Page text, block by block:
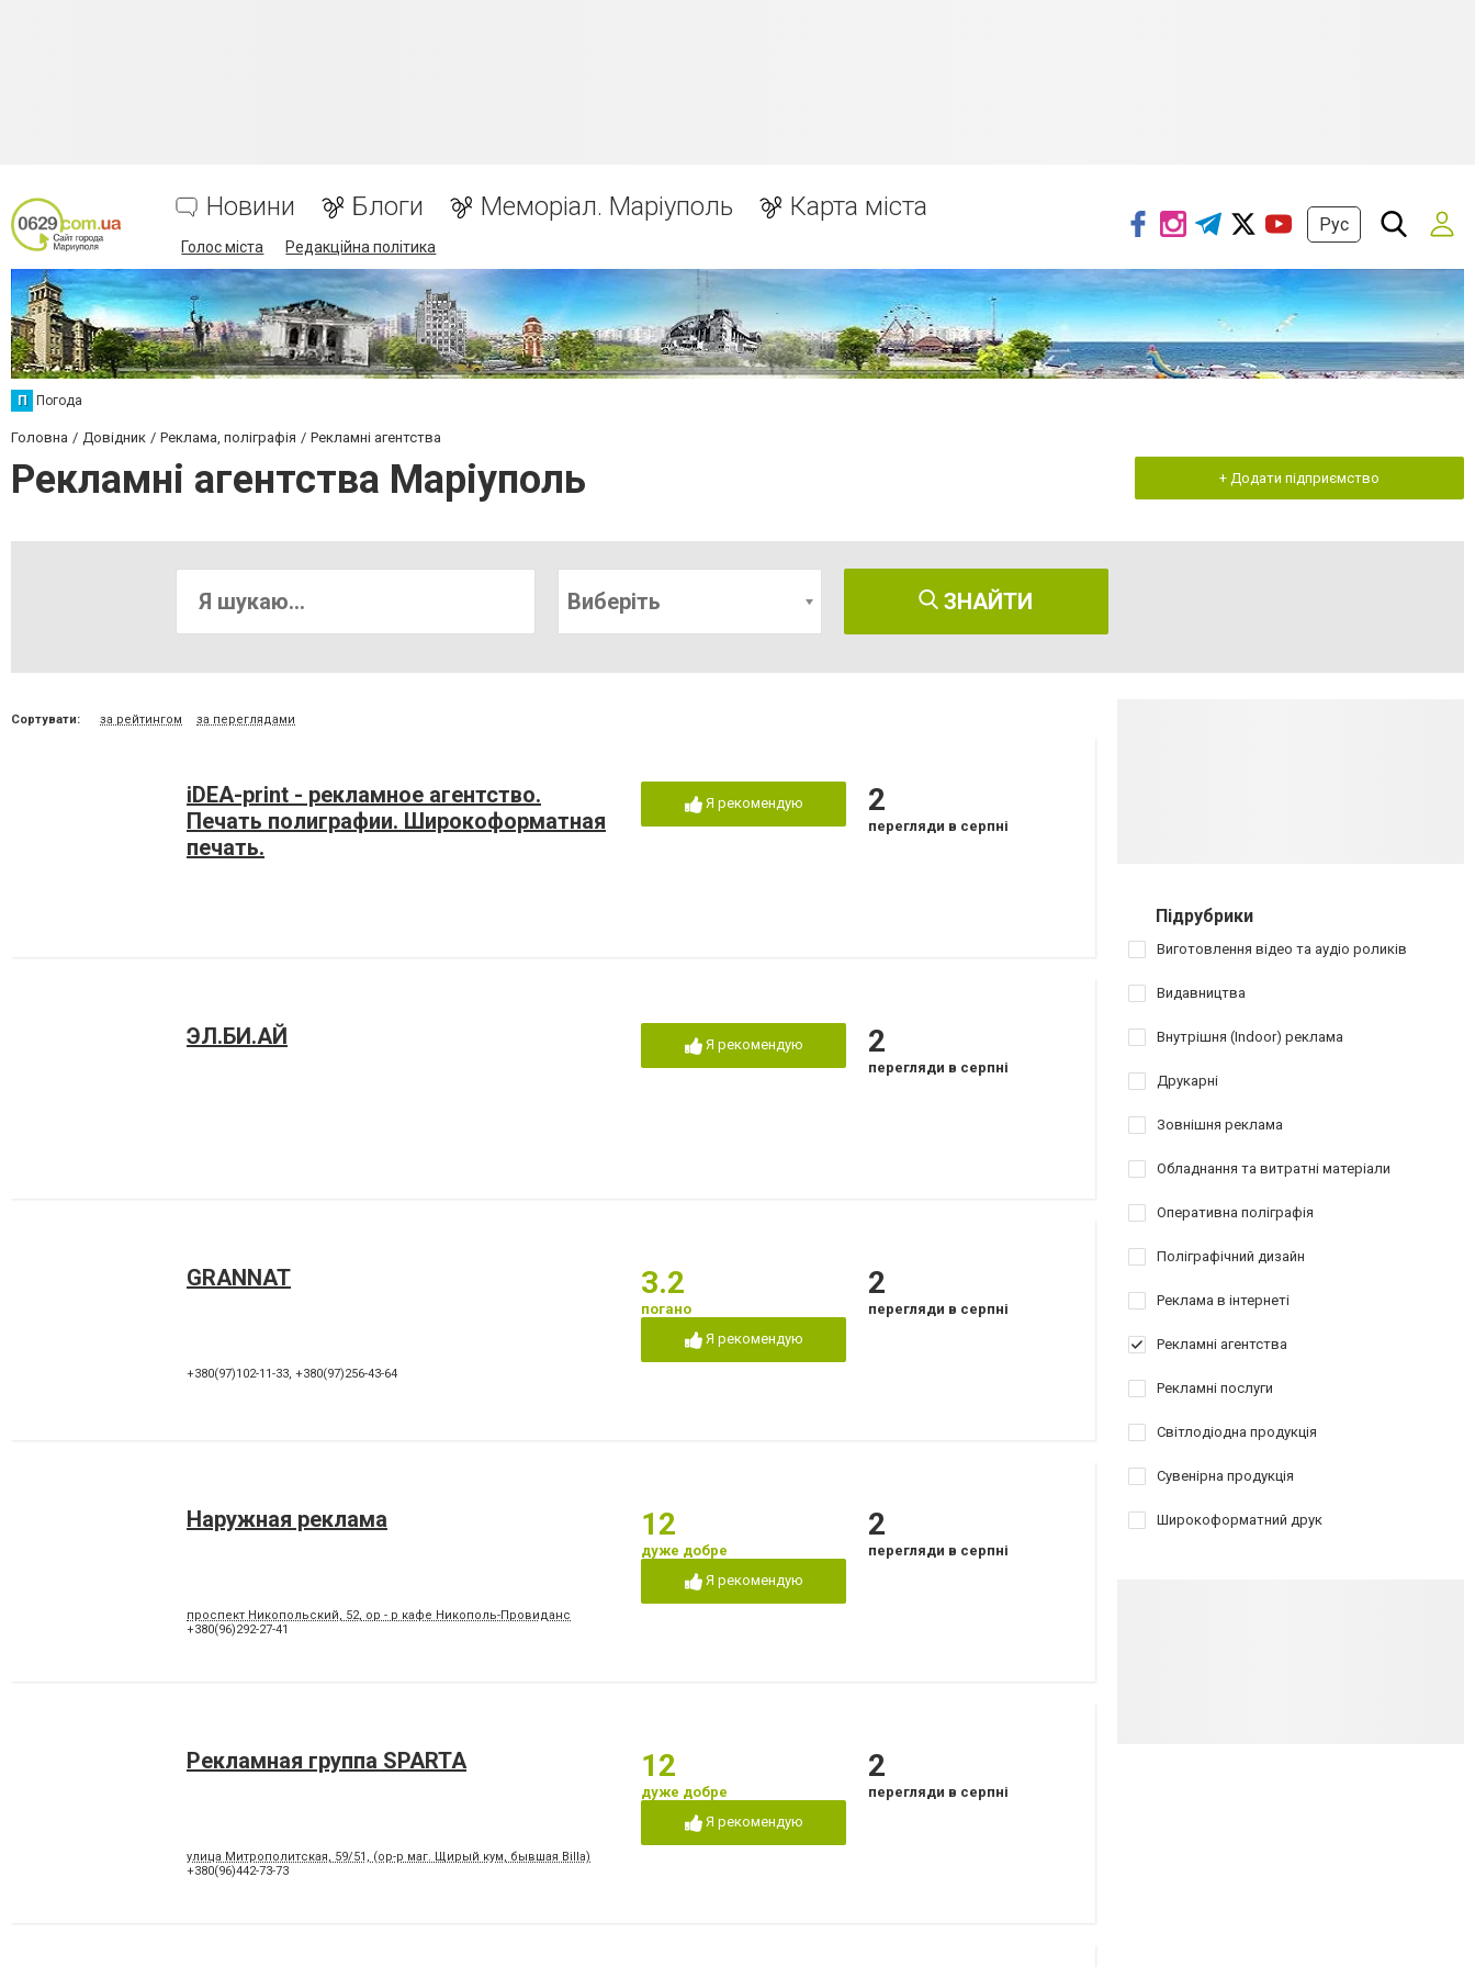
Новини Блоги Меморіал. Маріуполь Карта міста
Голос міста Редакційна політика
Рус
П Погода
Головна Довідник Реклама, поліграфія Рекламні агентства
Рекламні агентства Маріуполь + Додати підприємство
Виберіть ЗНАЙТИ
Сортувати: за рейтингом за переглядами
iDEA-print - рекламное агентство.
Печать полиграфии. Широкоформатная
печать.
Я рекомендую 2
перегляди в серпні
ЭЛ.БИ.АЙ Я рекомендую 2
перегляди в серпні
GRANNAT
+380(97)102-11-33, +380(97)256-43-64
3.2
погано
Я рекомендую
2
перегляди в серпні
Наружная реклама
проспект Никопольский, 52, ор - р кафе Никополь-Провиданс
+380(96)292-27-41
12
дуже добре
Я рекомендую
2
перегляди в серпні
Рекламная группа SPARTA
улица Митрополитская, 59/51, (ор-р маг. Щирый кум, бывшая Billa)
+380(96)442-73-73
12
дуже добре
Я рекомендую
2
перегляди в серпні
Підрубрики
Виготовлення відео та аудіо роликів
Видавництва
Внутрішня (Indoor) реклама
Друкарні
Зовнішня реклама
Обладнання та витратні матеріали
Оперативна поліграфія
Поліграфічний дизайн
Реклама в інтернеті
Рекламні агентства
Рекламні послуги
Світлодіодна продукція
Сувенірна продукція
Широкоформатний друк